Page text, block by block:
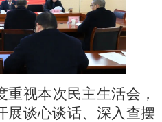
重视本次民主生活会，
展谈心谈话、深入查摆